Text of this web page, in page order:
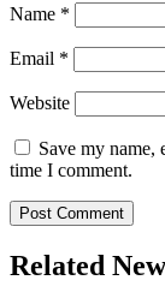
Name *
Email *
Website
Save my name,
time I comment.
Related